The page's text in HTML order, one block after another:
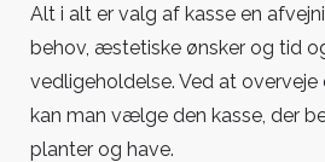
Alt i alt er valg af kasse en
behov, æstetiske ønsker og tid
vedligeholdelse. Ved at overveje
kan man vælge den kasse, der
planter og have.